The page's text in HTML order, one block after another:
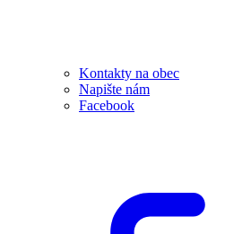
Kontakty na obec
Napište nám
Facebook